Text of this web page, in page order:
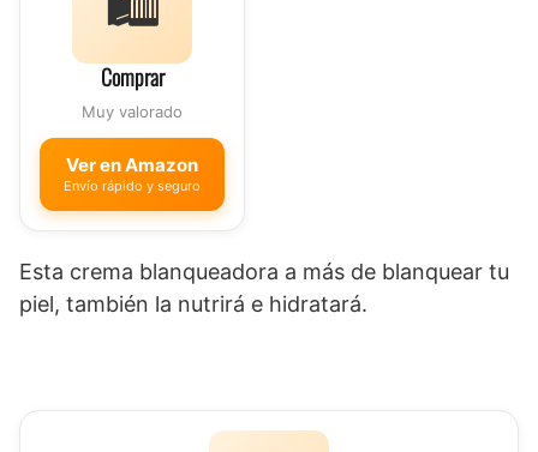
Comprar
Muy valorado
Ver en Amazon
Envío rápido y seguro
Esta crema blanqueadora a más de blanquear tu
piel, también la nutrirá e hidratará.